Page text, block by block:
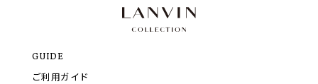
GUIDE
ご利用ガイド